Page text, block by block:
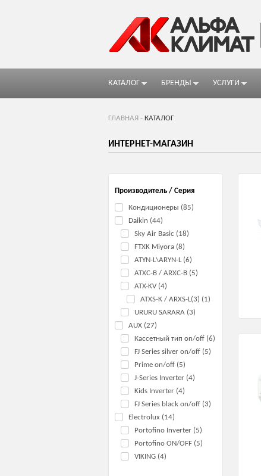
КАТАЛОГ БРЕНДЫ УСЛУГИ
ГЛАВНАЯ - КАТАЛОГ
ИНТЕРНЕТ-МАГАЗИН
Производитель / Серия
Кондиционеры (85)
Daikin (44)
Sky Air Basic (18)
FTXK Miyora (8)
ATYN-L\ARYN-L (6)
ATXС-B / ARXC-B (5)
ATX-KV (4)
ATXS-K / ARXS-L(3) (1)
URURU SARARA (3)
AUX (27)
Кассетный тип on/off (6)
FJ Series silver on/off (5)
Prime on/off (5)
J-Series Inverter (4)
Kids Inverter (4)
FJ Series black on/off (3)
Electrolux (14)
Portofino Inverter (5)
Portofino ON/OFF (5)
VIKING (4)